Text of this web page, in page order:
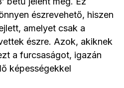
észrevehető, hiszen
amelyet csak a
észre. Azok, akiknek
a furcsaságot, igazán
képességekkel